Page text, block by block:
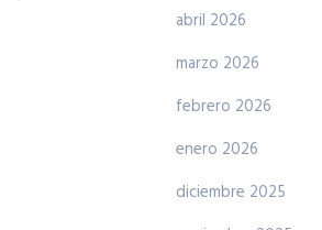
abril 2026
marzo 2026
febrero 2026
enero 2026
diciembre 2025